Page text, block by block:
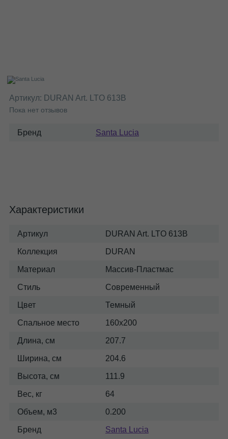
Артикул: DURAN Art. LTO 613B
Пока нет отзывов
Бренд Santa Lucia
Характеристики
Артикул DURAN Art. LTO 613B
Коллекция DURAN
Материал Массив-Пластмас
Стиль Современный
Цвет Темный
Спальное место 160x200
Длина, см 207.7
Ширина, см 204.6
Высота, см 111.9
Вес, кг 64
Объем, м3 0.200
Бренд Santa Lucia